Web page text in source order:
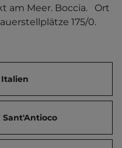
am Meer. Boccia.   Ort
175/0.
Italien
Sant'Antioco